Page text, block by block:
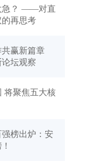
急？ ——对直
再思考
赢新篇章
坛观察
将聚焦五大核
强榜出炉：安